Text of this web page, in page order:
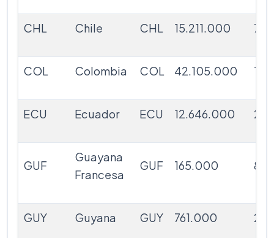
CHL Chile CHL 15.211.000
COL Colombia COL 42.105.000
ECU Ecuador ECU 12.646.000
GUF
Guayana
Francesa
GUF 165.000
GUY Guyana GUY 761.000